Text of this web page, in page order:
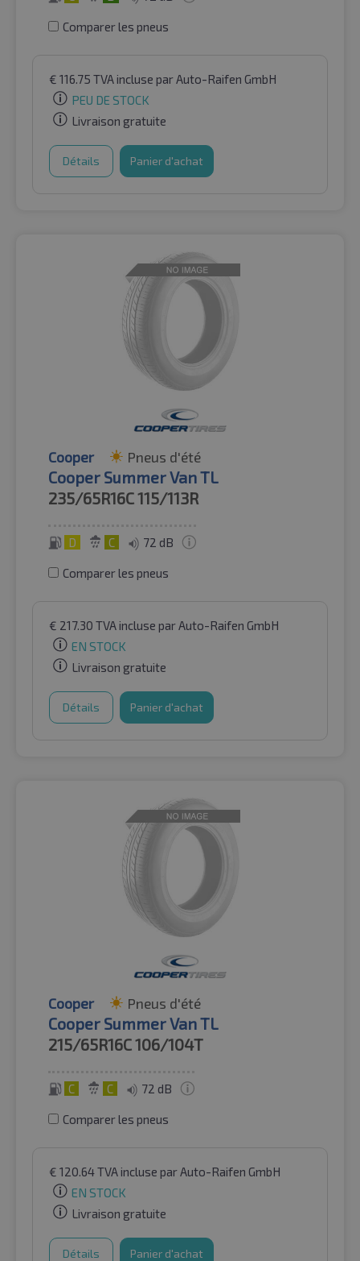
Comparer les pneus
€ 116.75 TVA incluse par Auto-Raifen GmbH
PEU DE STOCK
Livraison gratuite
Détails Panier d'achat
Cooper Pneus d'été
Cooper Summer Van TL
235/65R16C115/113R
D C 72 dB
Comparer les pneus
€ 217.30 TVA incluse par Auto-Raifen GmbH
EN STOCK
Livraison gratuite
Détails Panier d'achat
Cooper Pneus d'été
Cooper Summer Van TL
215/65R16C106/104T
C C 72 dB
Comparer les pneus
€ 120.64TVA incluse par Auto-Raifen GmbH
EN STOCK
Livraison gratuite
Détails Panier d'achat